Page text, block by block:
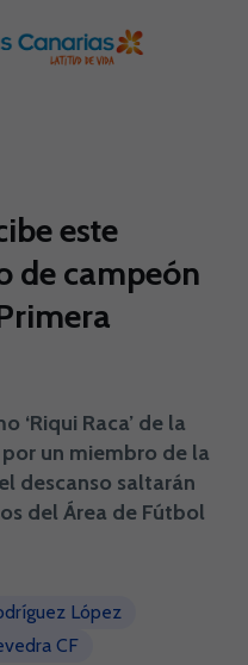
este
de campeón
‘Riqui Raca’ de la
un miembro de la
descanso saltarán
del Área de Fútbol
López
CF